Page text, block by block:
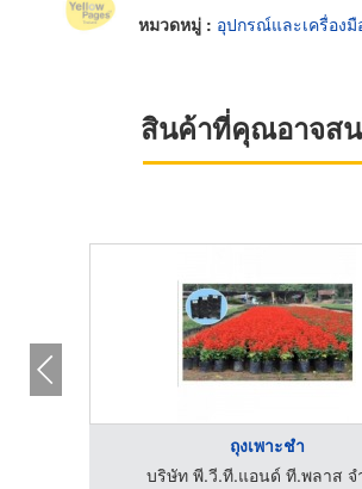
หมวดหมู่ : อุปกรณ์และเครื่อง
สินค้าที่คุณอาจส
ถุงเพาะชำ
บริษัท พี.วี.ที.แอนด์ ที.พลาส จ